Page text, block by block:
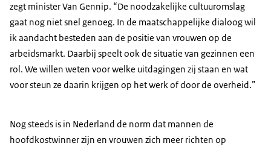
zegt minister Van Gennip. “De noodzakelijke cultuuromslag
gaat nog niet snel genoeg. In de maatschappelijke dialoog wil
ik aandacht besteden aan de positie van vrouwen op de
arbeidsmarkt. Daarbij speelt ook de situatie van gezinnen een
rol. We willen weten voor welke uitdagingen zij staan en wat
voor steun ze daarin krijgen op het werk of door de overheid.”
Nog steeds is in Nederland de norm dat mannen de
hoofdkostwinner zijn en vrouwen zich meer richten op